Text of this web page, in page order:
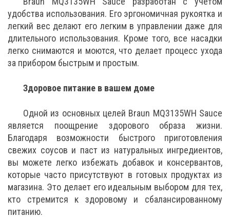
удобства использования. Его эргономичная рукоятка и
легкий вес делают его легким в управлении даже для
длительного использования. Кроме того, все насадки
легко снимаются и моются, что делает процесс ухода
за прибором быстрым и простым.
Здоровое питание в вашем доме
Одной из основных целей Braun MQ3135WH Sauce
является поощрение здорового образа жизни.
Благодаря возможности быстрого приготовления
свежих соусов и паст из натуральных ингредиентов,
вы можете легко избежать добавок и консервантов,
которые часто присутствуют в готовых продуктах из
магазина. Это делает его идеальным выбором для тех,
кто стремится к здоровому и сбалансированному
питанию.